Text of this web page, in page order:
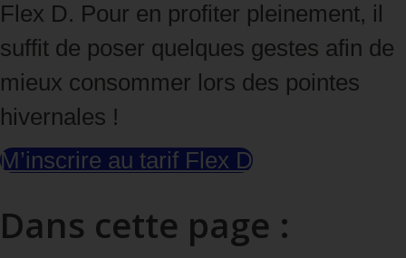
Flex D. Pour en profiter pleinement, il
suffit de poser quelques gestes afin de
mieux consommer lors des pointes
hivernales !
M’inscrire au tarif Flex D
Dans cette page :